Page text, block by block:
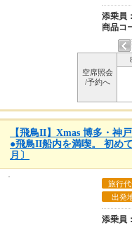
添乗員：
商品コ
空席照会
/予約へ
【飛鳥II】Xmas 博多・神
●飛鳥II船内を満喫。 初め
月〕
旅行
出発
添乗員：